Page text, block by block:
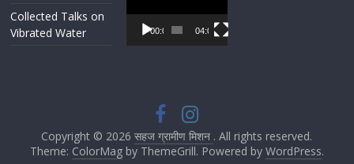
Collected Talks on
Vibrated Water
Player
00:00 04:07
Copyright © 2026सहज ग्रामीण मिशन . All rights reserved.
Theme: ColorMagby ThemeGrill. Powered by WordPress.